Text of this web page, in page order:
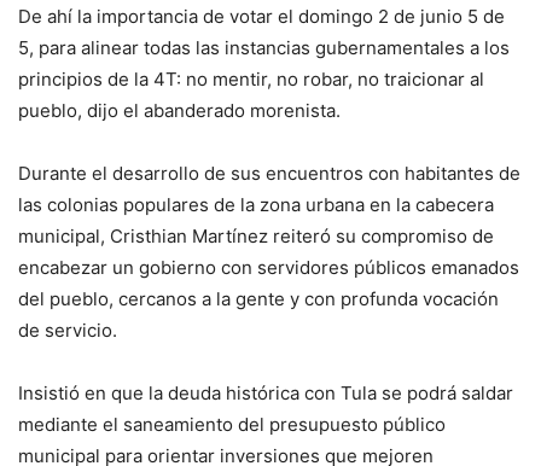
De ahí la importancia de votar el domingo 2 de junio 5 de
5, para alinear todas las instancias gubernamentales a los
principios de la 4T: no mentir, no robar, no traicionar al
pueblo, dijo el abanderado morenista.
Durante el desarrollo de sus encuentros con habitantes de
las colonias populares de la zona urbana en la cabecera
municipal, Cristhian Martínez reiteró su compromiso de
encabezar un gobierno con servidores públicos emanados
del pueblo, cercanos a la gente y con profunda vocación
de servicio.
Insistió en que la deuda histórica con Tula se podrá saldar
mediante el saneamiento del presupuesto público
municipal para orientar inversiones que mejoren